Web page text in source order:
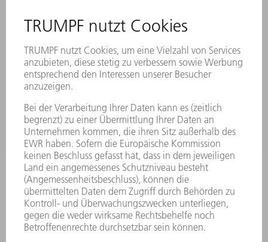
STANDORTE
NEWSLETTER-ANMELDUNG
MYTRUMPF
SICHERHEITSDATENBLÄTTER
PRODUKTE
LASER
LEISTUNGSELEKTRONIK
ELEKTROWERKZEUGE
SMART FACTORY
SOFTWARE
SERVICES
ANWENDUNGEN
BRANCHEN
UNTERNEHMEN
KARRIERE
STELLENANGEBOTE